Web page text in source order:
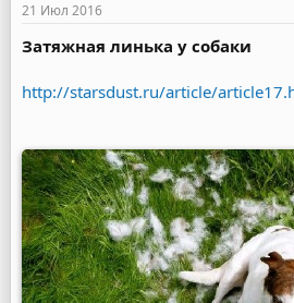
21 Июл 2016
Затяжная линька у собаки
http://starsdust.ru/article/